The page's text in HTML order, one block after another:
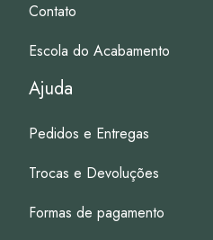
Contato
Escola do Acabamento
Ajuda
Pedidos e Entregas
Trocas e Devoluções
Formas de pagamento